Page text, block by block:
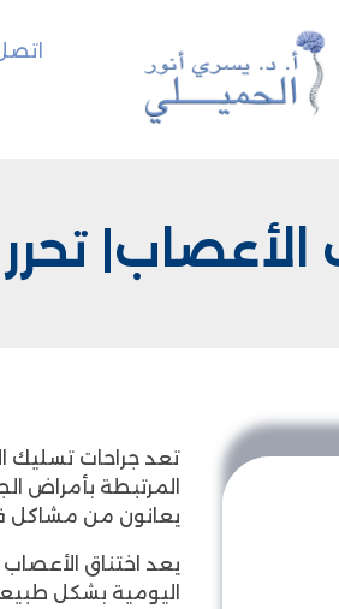
تعد جراحات تسليك
المرتبطة بأمراض
يعانون من مشاكل
يعد اختناق
اليومية بشكل